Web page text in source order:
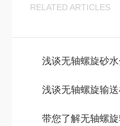
RELATED ARTICLES
浅谈无轴螺旋砂
浅谈无轴螺旋输送
带您了解无轴螺